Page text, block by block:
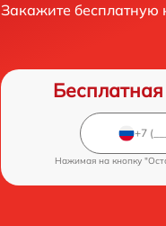
Закажите бесплатную
Нажимая на кнопку